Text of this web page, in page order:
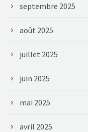
septembre 2025
août 2025
juillet 2025
juin 2025
mai 2025
avril 2025